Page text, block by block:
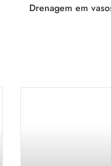
Drenagem em